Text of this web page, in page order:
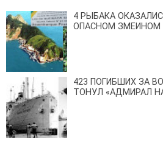
4 РЫБАКА
ОПАСНОМ ЗМЕИНОМ
423 ПОГИБШИХ ЗА
ТОНУЛ «АДМИРАЛ